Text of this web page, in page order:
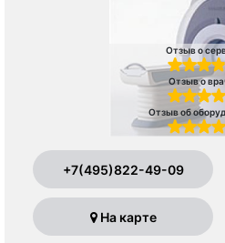
Отзыв о
Отзыв о
Отзыв об
+7(495)822-49-09
На карте